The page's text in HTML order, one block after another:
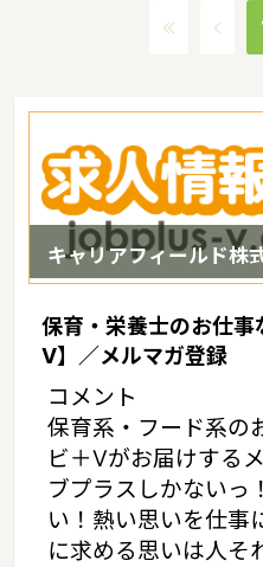
（2017年10月現在）山形県の市
山形の家賃相場：6.4万円（
キャリアフィールド株
保育・栄養士のお仕事
V】／メルマガ登録
コメント
保育系・フード系の
ビ＋Vがお届けする
ブプラスしかないっ
い！熱い思いを仕事
に求める思いは人そ